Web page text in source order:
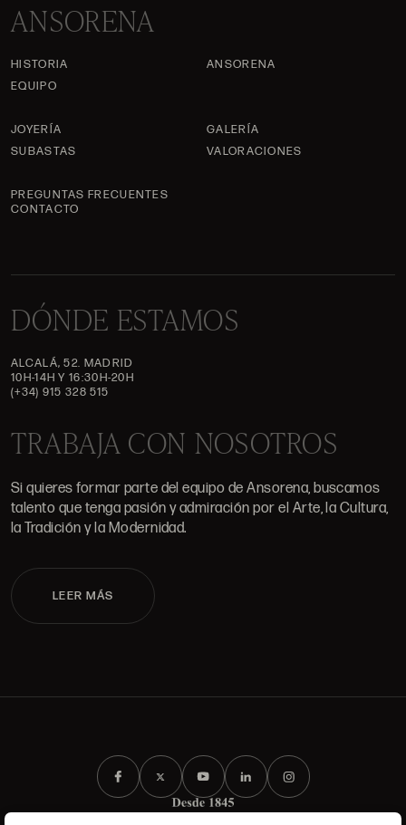
ANSORENA
HISTORIA
ANSORENA
EQUIPO
JOYERÍA
GALERÍA
SUBASTAS
VALORACIONES
PREGUNTAS FRECUENTES
CONTACTO
DÓNDE ESTAMOS
ALCALÁ, 52. MADRID
10H-14H Y 16:30H-20H
(+34) 915 328 515
TRABAJA CON NOSOTROS
Si quieres formar parte del equipo de Ansorena, buscamos
talento que tenga pasión y admiración por el Arte, la Cultura,
la Tradición y la Modernidad.
LEER MÁS